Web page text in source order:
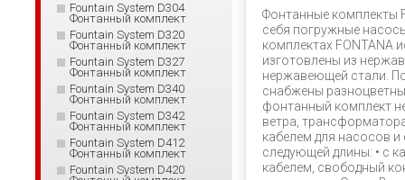
Фонтанные комплекты
себя погружные
комплектах
изготовлены из
нержавеющей стали.
снабжены
фонтанный комплект
ветра,
кабелем для насосов
следующей длины: • с
кабелем, свободный
Fountain System D304
Фонтанный комплект
Fountain System D320
Фонтанный комплект
Fountain System D327
Фонтанный комплект
Fountain System D340
Фонтанный комплект
Fountain System D342
Фонтанный комплект
Fountain System D412
Фонтанный комплект
Fountain System D420